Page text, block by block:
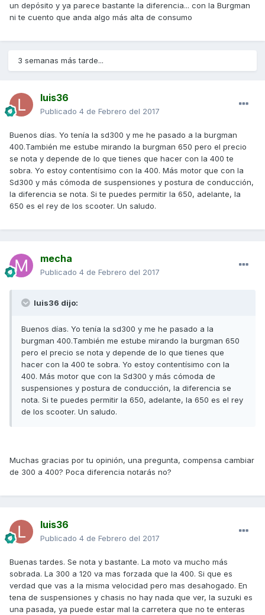
un depósito y ya parece bastante la diferencia... con la Burgman
ni te cuento que anda algo más alta de consumo
3 semanas más tarde...
luis36
Publicado 4 de Febrero del 2017
Buenos días. Yo tenía la sd300 y me he pasado a la burgman
400.También me estube mirando la burgman 650 pero el precio
se nota y depende de lo que tienes que hacer con la 400 te
sobra. Yo estoy contentísimo con la 400. Más motor que con la
Sd300 y más cómoda de suspensiones y postura de conducción,
la diferencia se nota. Si te puedes permitir la 650, adelante, la
650 es el rey de los scooter. Un saludo.
mecha
Publicado 4 de Febrero del 2017
luis36 dijo:
Buenos días. Yo tenía la sd300 y me he pasado a la
burgman 400.También me estube mirando la burgman 650
pero el precio se nota y depende de lo que tienes que
hacer con la 400 te sobra. Yo estoy contentísimo con la
400. Más motor que con la Sd300 y más cómoda de
suspensiones y postura de conducción, la diferencia se
nota. Si te puedes permitir la 650, adelante, la 650 es el rey
de los scooter. Un saludo.
Muchas gracias por tu opinión, una pregunta, compensa cambiar
de 300 a 400? Poca diferencia notarás no?
luis36
Publicado 4 de Febrero del 2017
Buenas tardes. Se nota y bastante. La moto va mucho más
sobrada. La 300 a 120 va mas forzada que la 400. Si que es
verdad que vas a la misma velocidad pero mas desahogado. En
tena de suspensiones y chasis no hay nada que ver, la suzuki es
una pasada, ya puede estar mal la carretera que no te enteras